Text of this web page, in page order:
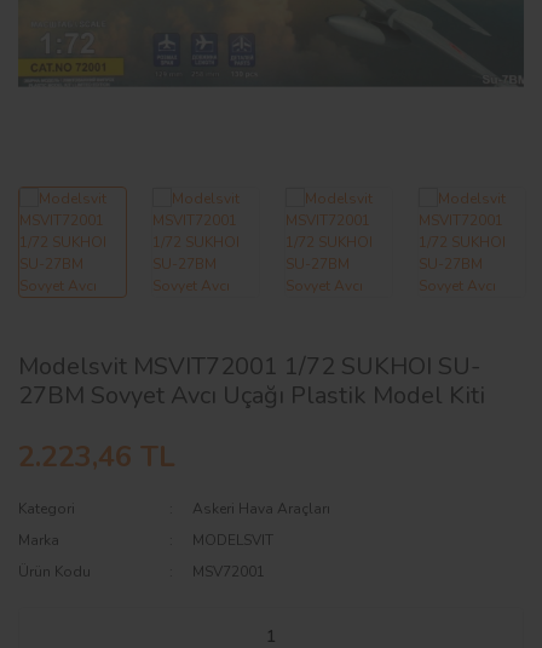
Modelsvit MSVIT72001 1/72 SUKHOI SU-
27BM Sovyet Avcı Uçağı Plastik Model Kiti
2.223,46 TL
Kategori
Askeri Hava Araçları
Marka
MODELSVIT
Ürün Kodu
MSV72001
YÜZEY KAPLAMA MALZEMELERİ
TEKNİK KİTAP ve KATALOGLAR